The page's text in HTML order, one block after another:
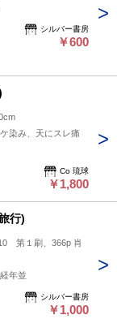
シルバー書房
￥600
染み、天にスレ痛
Co 琉球
￥1,800
行)
第１刷、366p 肖
年並
シルバー書房
￥1,000